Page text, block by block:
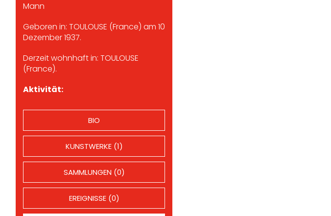
Mann
Geboren in: TOULOUSE (France) am 10
Dezember 1937.
Derzeit wohnhaft in: TOULOUSE
(France).
Aktivität:
BIO
KUNSTWERKE (1)
SAMMLUNGEN (0)
EREIGNISSE (0)